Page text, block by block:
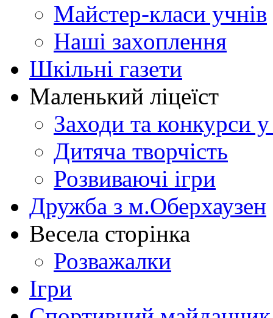
Майстер-класи учнів
Наші захоплення
Шкільні газети
Маленький ліцеїст
Заходи та конкурси у
Дитяча творчість
Розвиваючі ігри
Дружба з м.Оберхаузен
Весела сторінка
Розважалки
Ігри